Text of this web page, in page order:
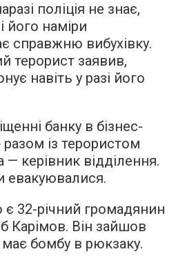
поліція не знає,
його наміри
справжню вибухівку.
терорист заявив,
навіть у разі його
банку в бізнес-
із терористом
керівник відділення.
евакуювалися.
є 32-річний громадянин
Карімов. Він зайшов
бомбу в рюкзаку.